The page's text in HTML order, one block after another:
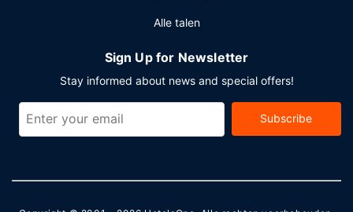
Alle talen
Sign Up for Newsletter
Stay informed about news and special offers!
Subscribe